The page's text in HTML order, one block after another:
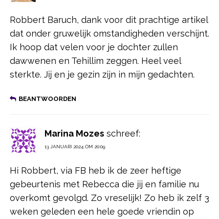
Robbert Baruch, dank voor dit prachtige artikel
dat onder gruwelijk omstandigheden verschijnt.
Ik hoop dat velen voor je dochter zullen
dawwenen en Tehillim zeggen. Heel veel
sterkte. Jij en je gezin zijn in mijn gedachten.
BEANTWOORDEN
Marina Mozes schreef:
13 JANUARI 2024 OM 20:09
Hi Robbert, via FB heb ik de zeer heftige
gebeurtenis met Rebecca die jij en familie nu
overkomt gevolgd. Zo vreselijk! Zo heb ik zelf 3
weken geleden een hele goede vriendin op